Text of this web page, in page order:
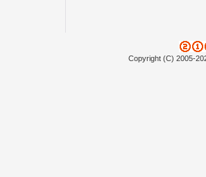
Copyright (C) 2005-